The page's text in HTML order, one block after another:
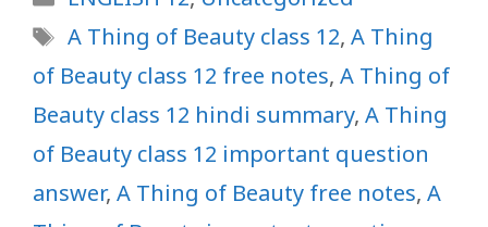
Tags
A Thing of Beauty class 12, A Thing
of Beauty class 12 free notes, A Thing of
Beauty class 12 hindi summary, A Thing
of Beauty class 12 important question
answer, A Thing of Beauty free notes, A